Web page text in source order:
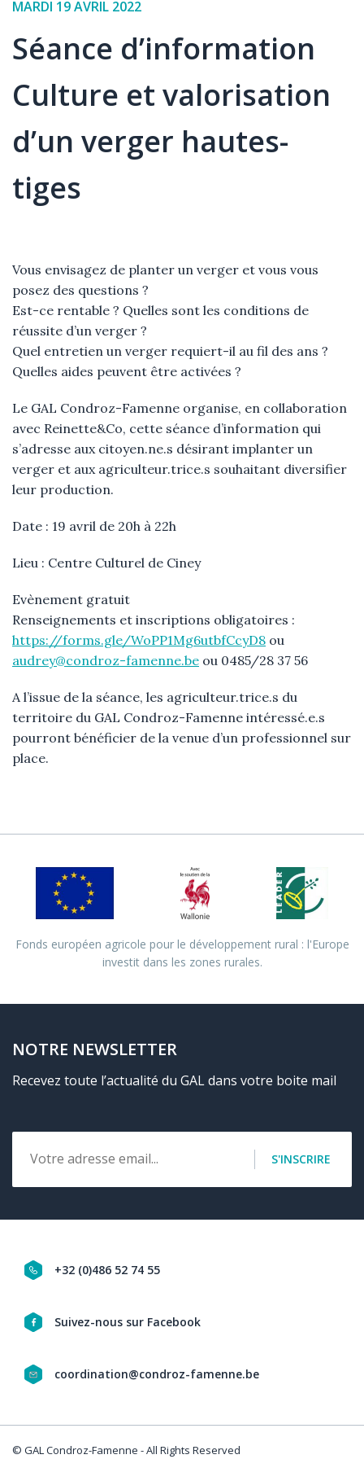
Date
l'événement
MARDI 19 AVRIL 2022
Séance d’information
Culture et valorisation
d’un verger hautes-
tiges
Élément
Texte
Vous envisagez de planter un verger et vous vous
posez des questions ?
Est-ce rentable ? Quelles sont les conditions de
réussite d’un verger ?
Quel entretien un verger requiert-il au fil des ans ?
Quelles aides peuvent être activées ?
Le GAL Condroz-Famenne organise, en collaboration
avec Reinette&Co, cette séance d’information qui
s’adresse aux citoyen.ne.s désirant implanter un
verger et aux agriculteur.trice.s souhaitant diversifier
leur production.
Date : 19 avril de 20h à 22h
Lieu : Centre Culturel de Ciney
Evènement gratuit
Renseignements et inscriptions obligatoires :
https://forms.gle/WoPP1Mg6utbfCcyD8 ou
audrey@condroz-famenne.be ou 0485/28 37 56
A l’issue de la séance, les agriculteur.trice.s du
territoire du GAL Condroz-Famenne intéressé.e.s
pourront bénéficier de la venue d’un professionnel sur
place.
Fonds européen agricole pour le développement rural : l'Europe
investit dans les zones rurales.
NOTRE NEWSLETTER
Recevez toute l’actualité du GAL dans votre boite mail
Email S'INSCRIRE
Navigation
&
contact
+32 (0)486 52 74 55
Suivez-nous sur Facebook
coordination@condroz-famenne.be
© GAL Condroz-Famenne - All Rights Reserved